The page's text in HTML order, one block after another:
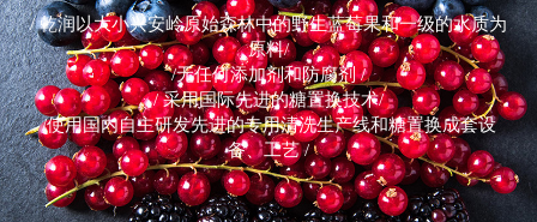
/ 乾润以大小兴安岭原始森林中的野生蓝莓果和一级的水质为
原料/
/无任何添加剂和防腐剂 /
/ 采用国际先进的糖置换技术/
/使用国内自主研发先进的专用清洗生产线和糖置换成套设
备、工艺 /